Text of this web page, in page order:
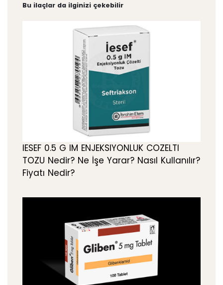
Bu ilaçlar da ilginizi çekebilir
IESEF 0.5 G IM ENJEKSIYONLUK COZELTI
TOZU Nedir? Ne İşe Yarar? Nasıl Kullanılır?
Fiyatı Nedir?